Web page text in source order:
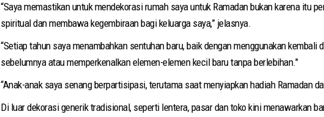
“Saya memastikan untuk mendekorasi rumah saya untuk Ramadan bukan karena itu
spiritual dan membawa kegembiraan bagi keluarga saya,” jelasnya.
“Setiap tahun saya menambahkan sentuhan baru, baik dengan menggunakan
sebelumnya atau memperkenalkan elemen-elemen kecil baru tanpa berlebihan."
“Anak-anak saya senang berpartisipasi, terutama saat menyiapkan hadiah Ramadan
Di luar dekorasi generik tradisional, seperti lentera, pasar dan toko kini menawarkan